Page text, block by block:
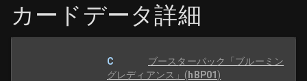
カードデータ詳細
C
ブースターパック「ブルーミン
グレディアンス」 (hBP01)